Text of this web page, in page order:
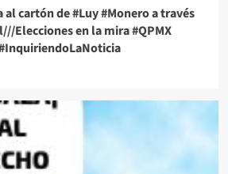
cartón de #Luy #Monero a través
Elecciones en la mira #QPMX